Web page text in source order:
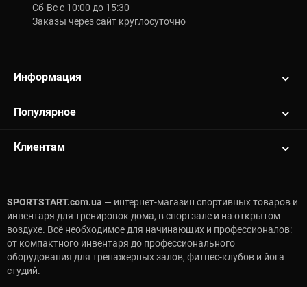
Сб-Вс с 10:00 до 15:30
Заказы через сайт круглосуточно
Информация
Популярное
Клиентам
SPORTSTART.com.ua — интернет-магазин спортивных товаров и
инвентаря для тренировок дома, в спортзале и на открытом
воздухе. Всё необходимое для начинающих и профессионалов:
от компактного инвентаря до профессионального
оборудования для тренажерных залов, фитнес-клубов и йога
студий.